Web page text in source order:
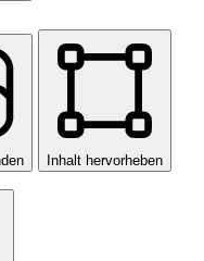
Inhalt hervorheben